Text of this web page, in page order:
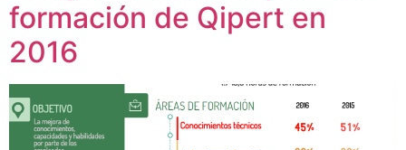
formación de Qipert en
2016